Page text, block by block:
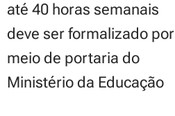
até 40 horas semanais
deve ser formalizado por
meio de portaria do
Ministério da Educação